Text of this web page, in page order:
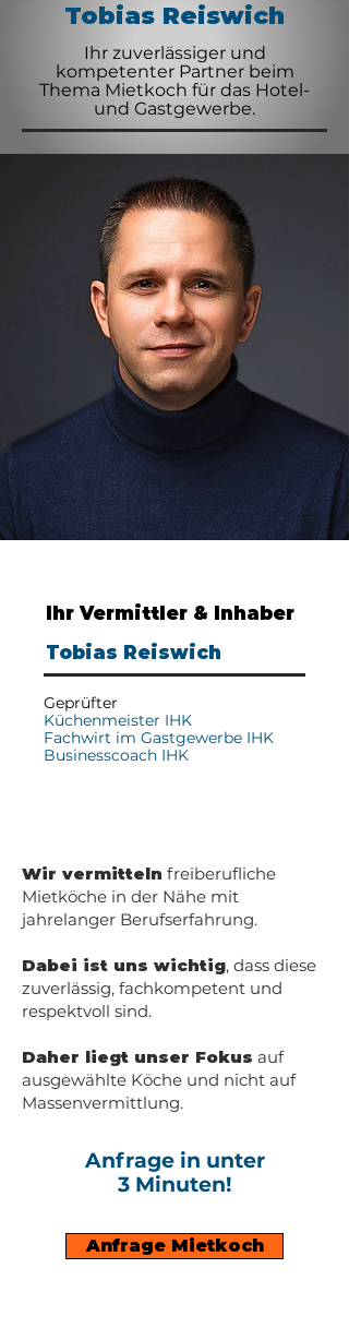
Tobias Reiswich
Ihr zuverlässiger und
kompetenter Partner beim
Thema Mietkoch für das Hotel-
und Gastgewerbe.
Ihr Vermittler & Inhaber
Tobias Reiswich
Geprüfter
Küchenmeister IHK
Fachwirt im Gastgewerbe IHK
Businesscoach IHK
Wir vermitteln freiberufliche
Mietköche in der Nähe mit
jahrelanger Berufserfahrung.
Dabei ist uns wichtig, dass diese
zuverlässig, fachkompetent und
respektvoll sind.
Daher liegt unser Fokus auf
ausgewählte Köche und nicht auf
Massenvermittlung.
Anfrage in unter
3 Minuten!
Anfrage Mietkoch